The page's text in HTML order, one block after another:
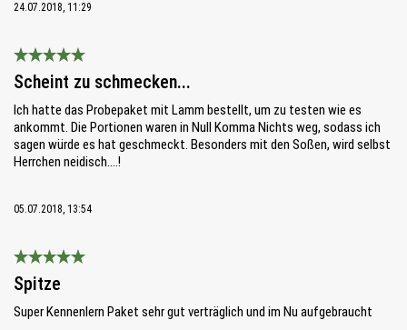
24.07.2018, 11:29
Bewertung mit 5 von 5 Sternen
Scheint zu schmecken...
Ich hatte das Probepaket mit Lamm bestellt, um zu testen wie es
ankommt. Die Portionen waren in Null Komma Nichts weg, sodass ich
sagen würde es hat geschmeckt. Besonders mit den Soßen, wird selbst
Herrchen neidisch....!
05.07.2018, 13:54
Bewertung mit 5 von 5 Sternen
Spitze
Super Kennenlern Paket sehr gut verträglich und im Nu aufgebraucht